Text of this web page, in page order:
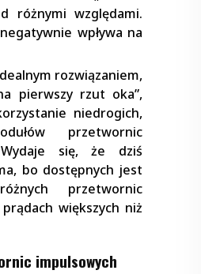
różnymi względami.
wpływa na
rozwiązaniem,
pierwszy rzut oka”,
niedrogich,
przetwornic
Wydaje się, że dziś
bo dostępnych jest
przetwornic
większych niż
impulsowych